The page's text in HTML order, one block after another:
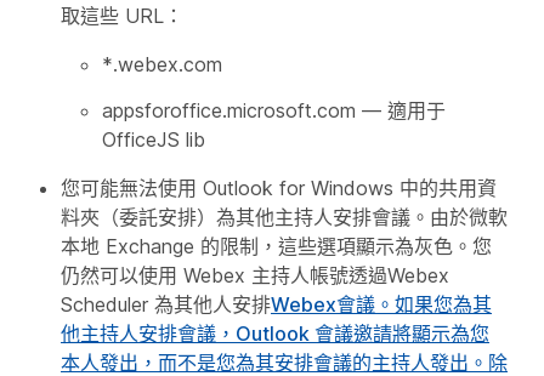
取這些 URL：
*.webex.com
appsforoffice.microsoft.com — 適用于
OfficeJS lib
您可能無法使用 Outlook for Windows 中的共用資
料夾（委託安排）為其他主持人安排會議。由於微軟
本地 Exchange 的限制，這些選項顯示為灰色。您
仍然可以使用 Webex 主持人帳號透過Webex
Scheduler 為其他人安排Webex會議。如果您為其
他主持人安排會議，Outlook 會議邀請將顯示為您
本人發出，而不是您為其安排會議的主持人發出。除